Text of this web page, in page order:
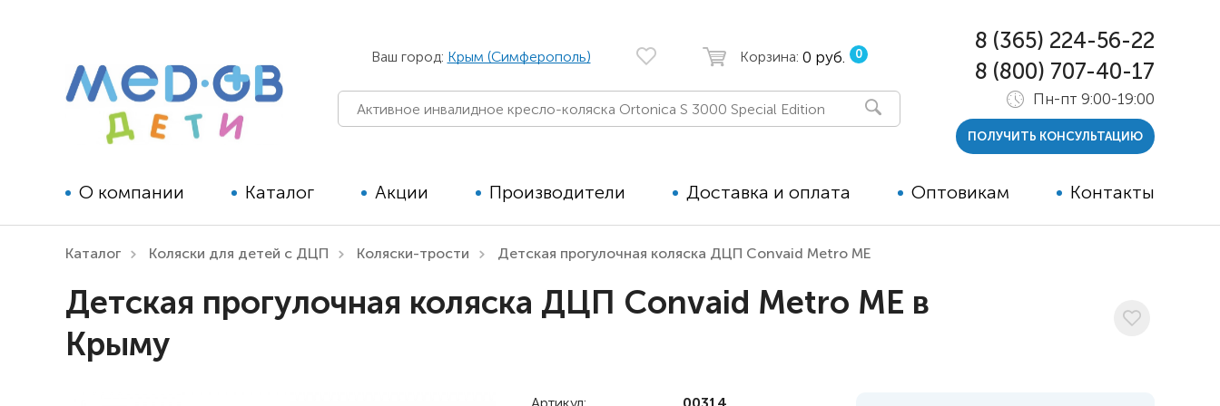
Ваш город: Крым (Симферополь) Корзина: 0 руб. 0
О компании Каталог
реабилитации для детей
Технические средства
реабилитации для взрослых
Коляски для детей с ДЦП
Детские вертикализаторы
Тренажёры
Акции Производители Доставка и оплата Оптовикам Контакты
8 (365) 224-56-22
8 (800) 707-40-17
Пн-пт 9:00-19:00
ПОЛУЧИТЬ КОНСУЛЬТАЦИЮ
Каталог Коляски для детей с ДЦП Коляски-трости Детская прогулочная коляска ДЦП Convaid Metro ME
Детская прогулочная коляска ДЦП Convaid Metro ME в
Крыму